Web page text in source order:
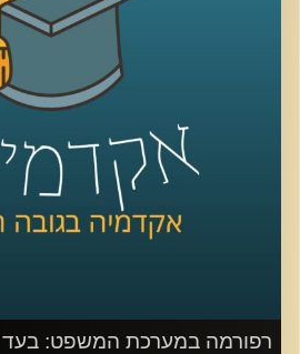
רפורמה במערכת המשפט: בעד